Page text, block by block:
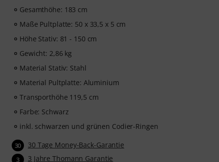
Gesamthöhe: 183 cm
Maße Pultplatte: 50 x 33,5 x 5 cm
Höhe Stativ: 81 - 150 cm
Gewicht: 2,86 kg
Material Stativ: Stahl
Material Pultplatte: Aluminium
Transporthöhe 119,5 cm
Farbe: Schwarz
inkl. schwarzen und grünen Codier-Ringen
30 30 Tage Money-Back-Garantie
3 3 Jahre Thomann Garantie